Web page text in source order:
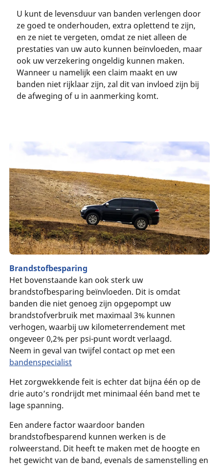
U kunt de levensduur van banden verlengen door
ze goed te onderhouden, extra oplettend te zijn,
en ze niet te vergeten, omdat ze niet alleen de
prestaties van uw auto kunnen beïnvloeden, maar
ook uw verzekering ongeldig kunnen maken.
Wanneer u namelijk een claim maakt en uw
banden niet rijklaar zijn, zal dit van invloed zijn bij
de afweging of u in aanmerking komt.
Brandstofbesparing
Het bovenstaande kan ook sterk uw
brandstofbesparing beïnvloeden. Dit is omdat
banden die niet genoeg zijn opgepompt uw
brandstofverbruik met maximaal 3% kunnen
verhogen, waarbij uw kilometerrendement met
ongeveer 0,2% per psi-punt wordt verlaagd.
Neem in geval van twijfel contact op met een
bandenspecialist
Het zorgwekkende feit is echter dat bijna één op de
drie auto’s rondrijdt met minimaal één band met te
lage spanning.
Een andere factor waardoor banden
brandstofbesparend kunnen werken is de
rolweerstand. Dit heeft te maken met de hoogte en
het gewicht van de band, evenals de samenstelling en